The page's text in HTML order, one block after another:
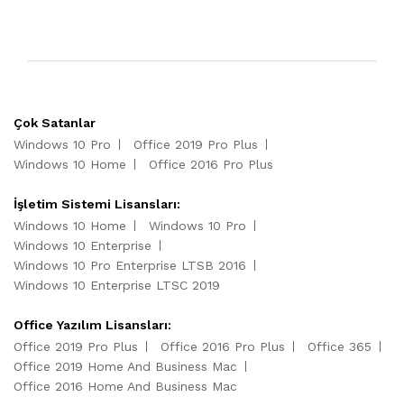
Çok Satanlar
Windows 10 Pro
Office 2019 Pro Plus
Windows 10 Home
Office 2016 Pro Plus
İşletim Sistemi Lisansları:
Windows 10 Home
Windows 10 Pro
Windows 10 Enterprise
Windows 10 Pro Enterprise LTSB 2016
Windows 10 Enterprise LTSC 2019
Office Yazılım Lisansları:
Office 2019 Pro Plus
Office 2016 Pro Plus
Office 365
Office 2019 Home And Business Mac
Office 2016 Home And Business Mac